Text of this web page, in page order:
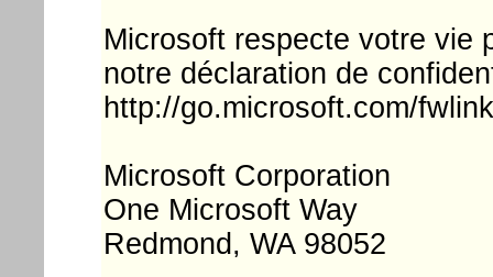
Microsoft respecte votre vie
notre déclaration de
http://go.microsoft.com/
Microsoft Corporation
One Microsoft Way
Redmond, WA 98052